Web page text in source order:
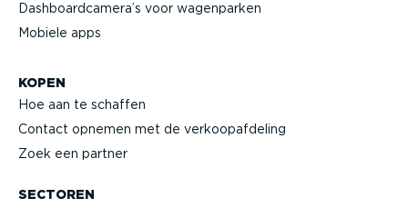
Dashboard­camera’s voor wagenparken
Mobiele apps
KOPEN
Hoe aan te schaffen
Contact opnemen met de verkoop­af­deling
Zoek een partner
SECTOREN